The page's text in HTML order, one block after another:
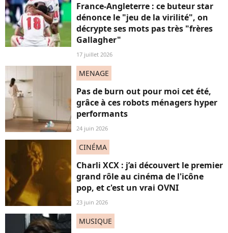
France-Angleterre : ce buteur star
dénonce le "jeu de la virilité", on
décrypte ses mots pas très "frères
Gallagher"
17 juillet 2026
MENAGE
Pas de burn out pour moi cet été,
grâce à ces robots ménagers hyper
performants
24 juin 2026
CINÉMA
Charli XCX : j’ai découvert le premier
grand rôle au cinéma de l'icône
pop, et c'est un vrai OVNI
23 juin 2026
MUSIQUE